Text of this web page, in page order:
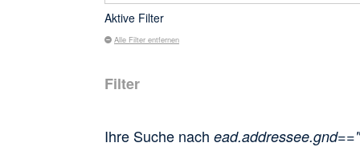
Aktive Filter
Alle Filter entfernen
Filter
Ihre Suche nach